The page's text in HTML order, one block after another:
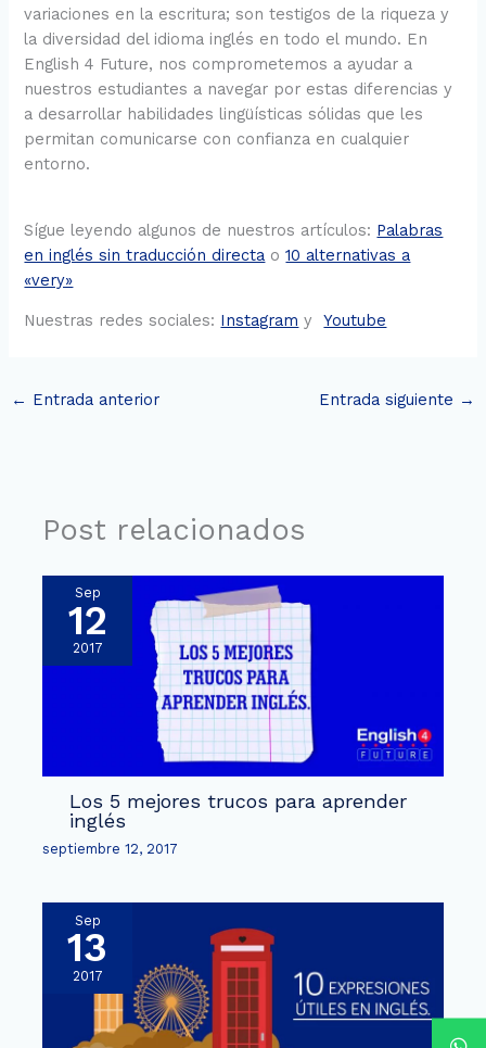
variaciones en la escritura; son testigos de la riqueza y
la diversidad del idioma inglés en todo el mundo. En
English 4 Future, nos comprometemos a ayudar a
nuestros estudiantes a navegar por estas diferencias y
a desarrollar habilidades lingüísticas sólidas que les
permitan comunicarse con confianza en cualquier
entorno.
Sígue leyendo algunos de nuestros artículos: Palabras
en inglés sin traducción directa o10 alternativas a
«very»
Nuestras redes sociales: Instagram yYoutube
← Entrada anterior Entrada siguiente →
Post relacionados
Sep
12
2017
Los 5 mejores trucos para aprender
inglés
septiembre 12, 2017
Sep
13
2017